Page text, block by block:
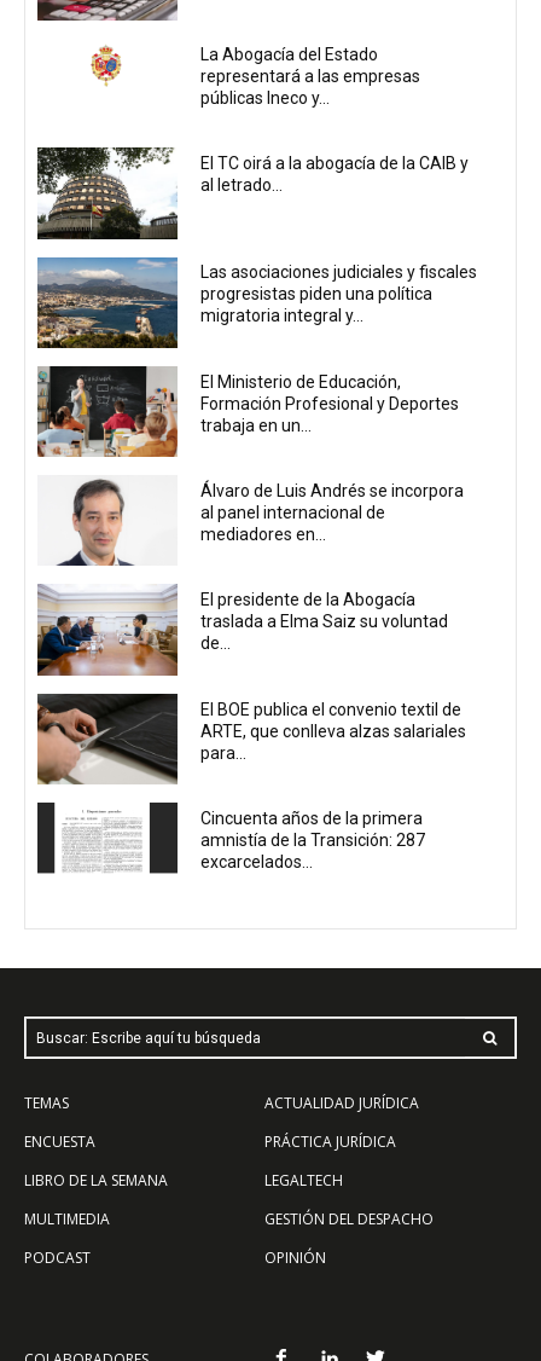
La Abogacía del Estado
representará a las empresas
públicas Ineco y...
El TC oirá a la abogacía de la CAIB y
al letrado...
Las asociaciones judiciales y fiscales
progresistas piden una política
migratoria integral y...
El Ministerio de Educación,
Formación Profesional y Deportes
trabaja en un...
Álvaro de Luis Andrés se incorpora
al panel internacional de
mediadores en...
El presidente de la Abogacía
traslada a Elma Saiz su voluntad
de...
El BOE publica el convenio textil de
ARTE, que conlleva alzas salariales
para...
Cincuenta años de la primera
amnistía de la Transición: 287
excarcelados...
Buscar: Escribe aquí tu búsqueda
TEMAS
ENCUESTA
LIBRO DE LA SEMANA
MULTIMEDIA
PODCAST
ACTUALIDAD JURÍDICA
PRÁCTICA JURÍDICA
LEGALTECH
GESTIÓN DEL DESPACHO
OPINIÓN